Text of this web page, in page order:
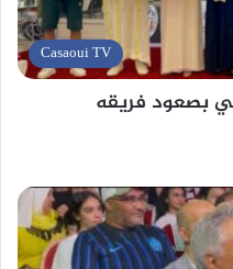
Casaoui TV
بصعود فريقه